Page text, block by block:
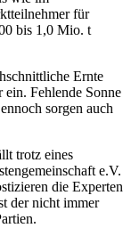
für
bis 1,0 Mio. t
Ernte
ein. Fehlende Sonne
sorgen auch
trotz eines
e.V.
die Experten
der nicht immer